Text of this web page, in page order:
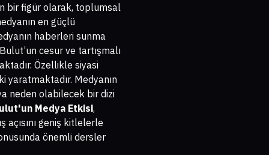
bir figür olarak, toplumsal
en güçlü
haberleri sunma
cesur ve tartışmalı
Özellikle siyasi
yaratmaktadır. Medyanın
neden olabilecek bir dizi
Medya Etkisi,
açısını geniş kitlelerle
önemli dersler